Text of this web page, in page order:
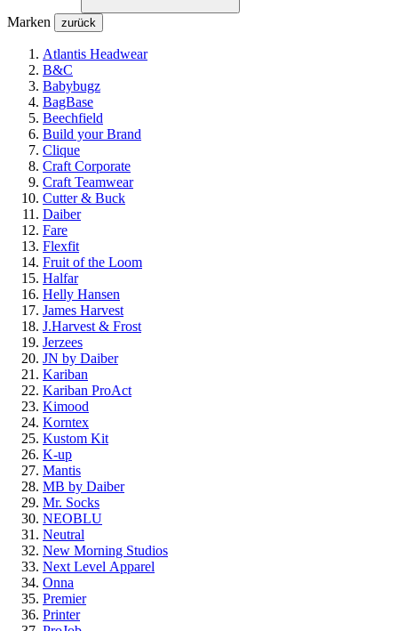
Marken zurück
Atlantis Headwear
B&C
Babybugz
BagBase
Beechfield
Build your Brand
Clique
Craft Corporate
Craft Teamwear
Cutter & Buck
Daiber
Fare
Flexfit
Fruit of the Loom
Halfar
Helly Hansen
James Harvest
J.Harvest & Frost
Jerzees
JN by Daiber
Kariban
Kariban ProAct
Kimood
Korntex
Kustom Kit
K-up
Mantis
MB by Daiber
Mr. Socks
NEOBLU
Neutral
New Morning Studios
Next Level Apparel
Onna
Premier
Printer